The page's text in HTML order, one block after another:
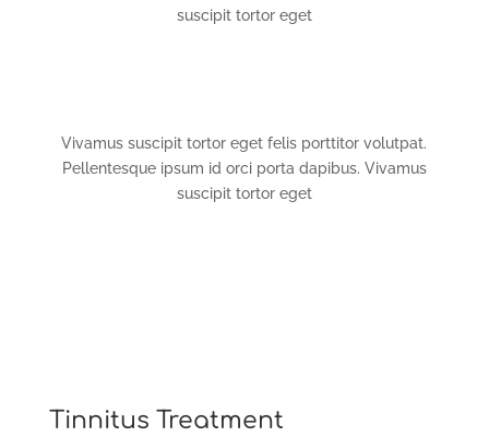
suscipit tortor eget
Vivamus suscipit tortor eget felis porttitor volutpat.
Pellentesque ipsum id orci porta dapibus. Vivamus
suscipit tortor eget
Tinnitus Treatment